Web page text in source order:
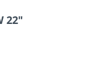
22"